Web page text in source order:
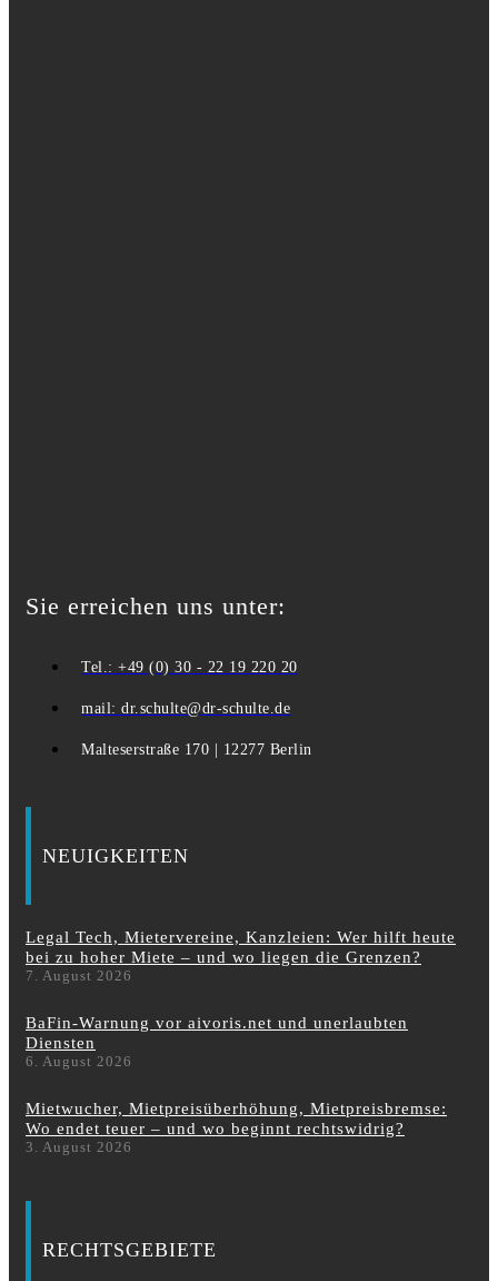
Sie erreichen uns unter:
Tel.: +49 (0) 30 - 22 19 220 20
mail: dr.schulte@dr-schulte.de
Malteserstraße 170 | 12277 Berlin
NEUIGKEITEN
Legal Tech, Mietervereine, Kanzleien: Wer hilft heute
bei zu hoher Miete – und wo liegen die Grenzen?
7. August 2026
BaFin-Warnung vor aivoris.net und unerlaubten
Diensten
6. August 2026
Mietwucher, Mietpreisüberhöhung, Mietpreisbremse:
Wo endet teuer – und wo beginnt rechtswidrig?
3. August 2026
RECHTSGEBIETE